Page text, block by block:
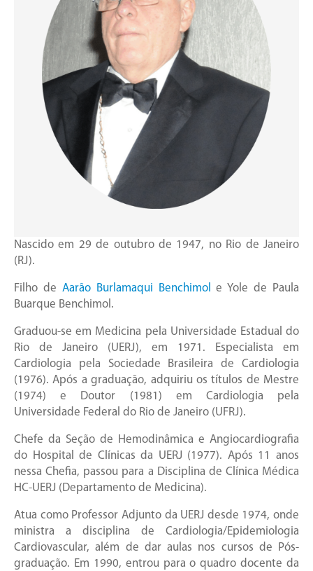
Nascido em 29 de outubro de 1947, no Rio de Janeiro
(RJ).
Filho de Aarão Burlamaqui Benchimol
e Yole de Paula
Buarque Benchimol.
Graduou-se em Medicina pela Universidade Estadual do
Rio de Janeiro (UERJ), em 1971. Especialista em
Cardiologia pela Sociedade Brasileira de Cardiologia
(1976). Após a graduação, adquiriu os títulos de Mestre
(1974) e Doutor (1981) em Cardiologia pela
Universidade Federal do Rio de Janeiro (UFRJ).
Chefe da Seção de Hemodinâmica e Angiocardiografia
do Hospital de Clínicas da UERJ (1977). Após 11 anos
nessa Chefia, passou para a Disciplina de Clínica Médica
HC-UERJ (Departamento de Medicina).
Atua como Professor Adjunto da UERJ desde 1974, onde
ministra a disciplina de Cardiologia/Epidemiologia
Cardiovascular, além de dar aulas nos cursos de Pós-
graduação. Em 1990, entrou para o quadro docente da